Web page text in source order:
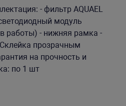
- фильтр AQUAEL
модуль
работы) - нижняя рамка -
прозрачным
на прочность и
по 1 шт